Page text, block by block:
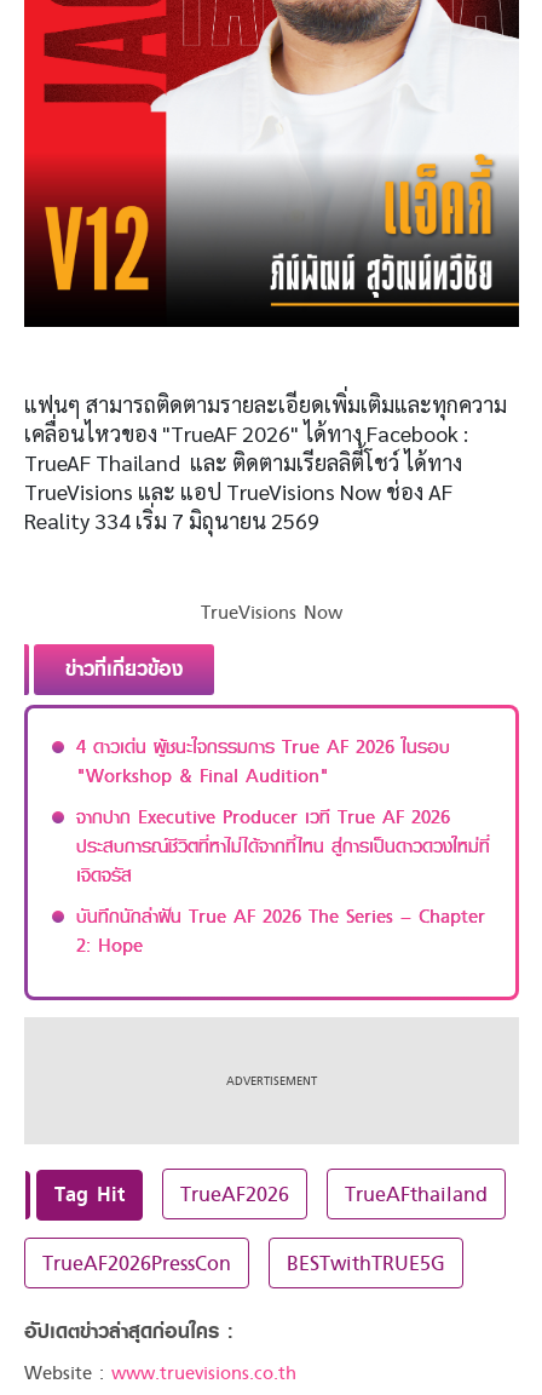
แฟนๆ สามารถติดตามรายละเอียดเพิ่มเติมและทุกความ
เคลื่อนไหวของ "TrueAF 2026" ได้ทาง Facebook :
TrueAF Thailand และ ติดตามเรียลลิตี้โชว์ ได้ทาง
TrueVisions และ แอป TrueVisions Now ช่อง AF
Reality 334 เริ่ม 7 มิถุนายน 2569
TrueVisions Now
ข่าวที่เกี่ยวข้อง
4 ดาวเด่น ผู้ชนะใจกรรมการ True AF 2026 ในรอบ
"Workshop & Final Audition"
จากปาก Executive Producer เวที True AF 2026
ประสบการณ์ชีวิตที่หาไม่ได้จากที่ไหน สู่การเป็นดาวดวงใหม่ที่
เจิดจรัส
บันทึกนักล่าฝัน True AF 2026 The Series – Chapter
2: Hope
Tag Hit TrueAF2026 TrueAFthailand
TrueAF2026PressCon BESTwithTRUE5G
อัปเดตข่าวล่าสุดก่อนใคร :
Website : www.truevisions.co.th